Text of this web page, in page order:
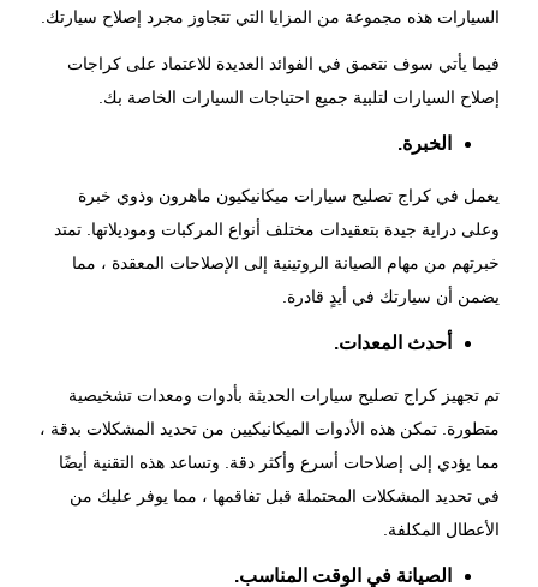
السيارات هذه مجموعة من المزايا التي تتجاوز مجرد إصلاح سيارتك.
فيما يأتي سوف نتعمق في الفوائد العديدة للاعتماد على كراجات
إصلاح السيارات لتلبية جميع احتياجات السيارات الخاصة بك.
الخبرة.
يعمل في كراج تصليح سيارات ميكانيكيون ماهرون وذوي خبرة
وعلى دراية جيدة بتعقيدات مختلف أنواع المركبات وموديلاتها. تمتد
خبرتهم من مهام الصيانة الروتينية إلى الإصلاحات المعقدة ، مما
يضمن أن سيارتك في أيدٍ قادرة.
أحدث المعدات.
تم تجهيز كراج تصليح سيارات الحديثة بأدوات ومعدات تشخيصية
متطورة. تمكن هذه الأدوات الميكانيكيين من تحديد المشكلات بدقة ،
مما يؤدي إلى إصلاحات أسرع وأكثر دقة. وتساعد هذه التقنية أيضًا
في تحديد المشكلات المحتملة قبل تفاقمها ، مما يوفر عليك من
الأعطال المكلفة.
الصيانة في الوقت المناسب.